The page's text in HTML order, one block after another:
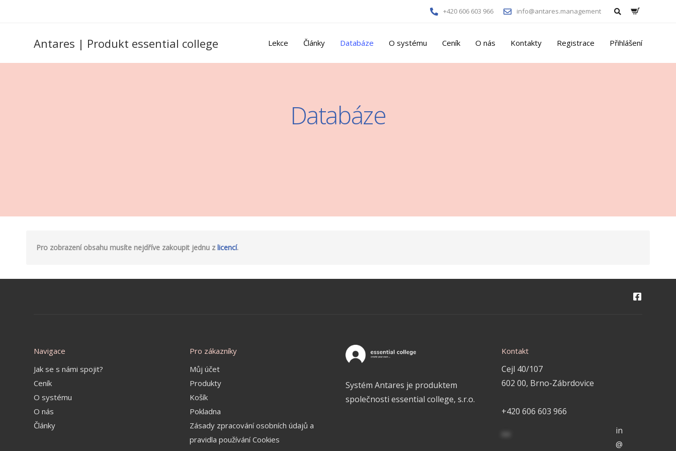
+420 606 603 966 info@antares.management
Antares | Produkt essential college Lekce Články Databáze O systému Ceník O nás Kontakty Registrace Přihlášení
Databáze
Pro zobrazení obsahu musíte nejdříve zakoupit jednu z licencí.
Navigace
Jak se s námi spojit?
Ceník
O systému
O nás
Články
Pro zákazníky
Můj účet
Produkty
Košík
Pokladna
Zásady zpracování osobních údajů a
pravidla používání Cookies
Systém Antares je produktem
společnosti essential college, s.r.o.
Kontakt
Cejl 40/107
602 00, Brno-Zábrdovice
+420 606 603 966
in
@